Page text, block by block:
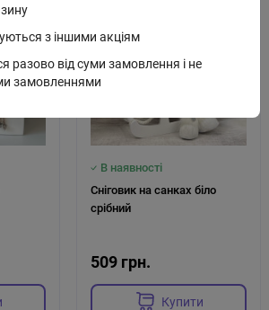
В наявності
Сніговик на санках біло
срібний
509 грн.
Купити
з іншими акціям
разово від суми замовлення і не
замовленнями